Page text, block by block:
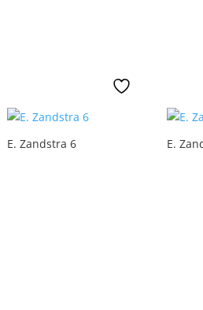
E. Zandstra 6 E.